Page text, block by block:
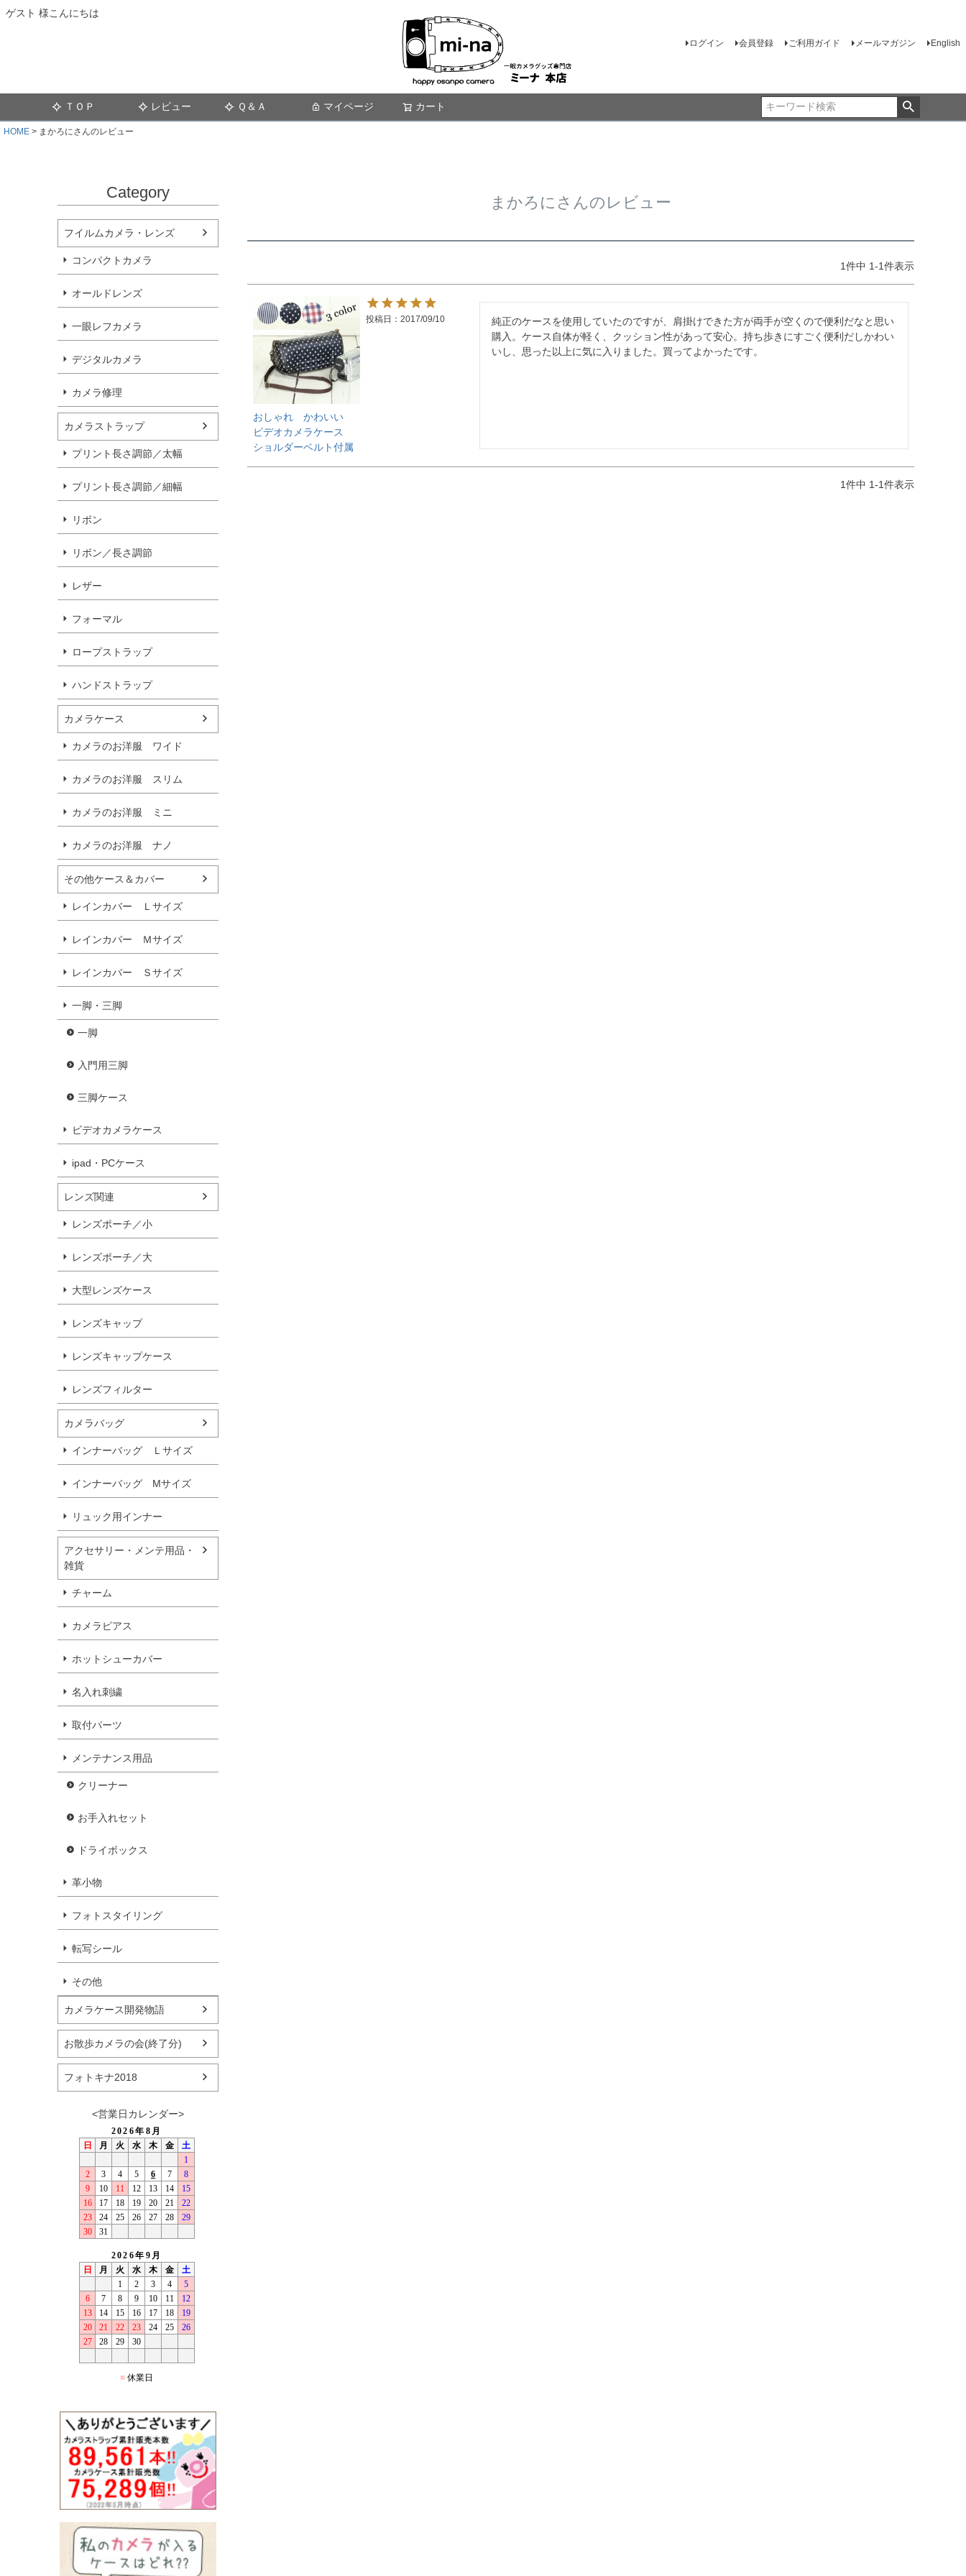
ゲスト 様こんにちは
ログイン 会員登録 ご利用ガイド メールマガジン English
ＴＯＰ レビュー Ｑ＆Ａ マイページ カート
HOME まかろにさんのレビュー
Category
フイルムカメラ・レンズ
コンパクトカメラ
オールドレンズ
一眼レフカメラ
デジタルカメラ
カメラ修理
カメラストラップ
プリント長さ調節／太幅
プリント長さ調節／細幅
リボン
リボン／長さ調節
レザー
フォーマル
ロープストラップ
ハンドストラップ
カメラケース
カメラのお洋服 ワイド
カメラのお洋服 スリム
カメラのお洋服 ミニ
カメラのお洋服 ナノ
その他ケース＆カバー
レインカバー Ｌサイズ
レインカバー Ｍサイズ
レインカバー Ｓサイズ
一脚・三脚
一脚
入門用三脚
三脚ケース
ビデオカメラケース
ipad・PCケース
レンズ関連
レンズポーチ／小
レンズポーチ／大
大型レンズケース
レンズキャップ
レンズキャップケース
レンズフィルター
カメラバッグ
インナーバッグ Ｌサイズ
インナーバッグ Мサイズ
リュック用インナー
アクセサリー・メンテ用品・
雑貨
チャーム
カメラピアス
ホットシューカバー
名入れ刺繍
取付パーツ
メンテナンス用品
クリーナー
お手入れセット
ドライボックス
革小物
フォトスタイリング
転写シール
その他
カメラケース開発物語
お散歩カメラの会(終了分)
フォトキナ2018
<営業日カレンダー>
まかろにさんのレビュー
1件中 1-1件表示
おしゃれ かわいい
ビデオカメラケース
ショルダーベルト付属
投稿日 2017/09/10
純正のケースを使用していたのですが、肩掛けできた方が両手が空くので便利だなと思い
購入。ケース自体が軽く、クッション性があって安心。持ち歩きにすごく便利だしかわい
いし、思った以上に気に入りました。買ってよかったです。
1件中 1-1件表示